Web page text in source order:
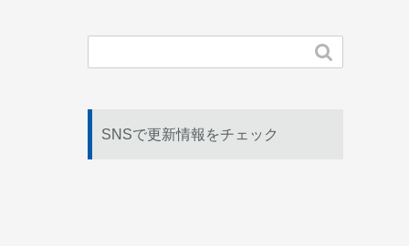

SNSで更新情報をチェック